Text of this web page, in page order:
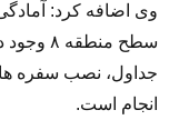
وی اضافه کرد: آمادگی
سطح
جداول، نصب سفره
انجام است.